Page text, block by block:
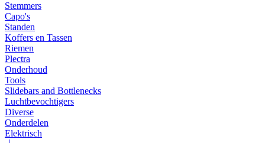
Stemmers
Capo's
Standen
Koffers en Tassen
Riemen
Plectra
Onderhoud
Tools
Slidebars and Bottlenecks
Luchtbevochtigers
Diverse
Onderdelen
Elektrisch